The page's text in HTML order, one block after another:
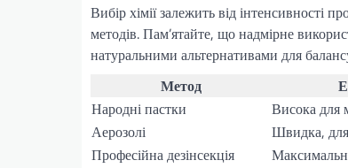
Вибір хімії залежить від інтенсивності
методів. Пам’ятайте, що надмірне
натуральними альтернативами для
Метод
Народні пастки
Висока для
Аерозолі
Швидка,
Професійна дезінсекція